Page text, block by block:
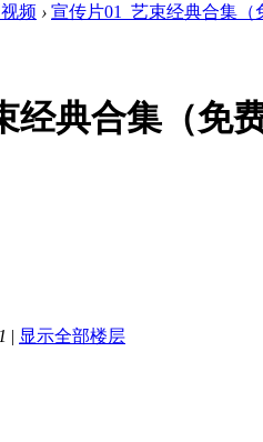
频 › 宣传片01_艺束经典合集（
经典合集（免
| 显示全部楼层